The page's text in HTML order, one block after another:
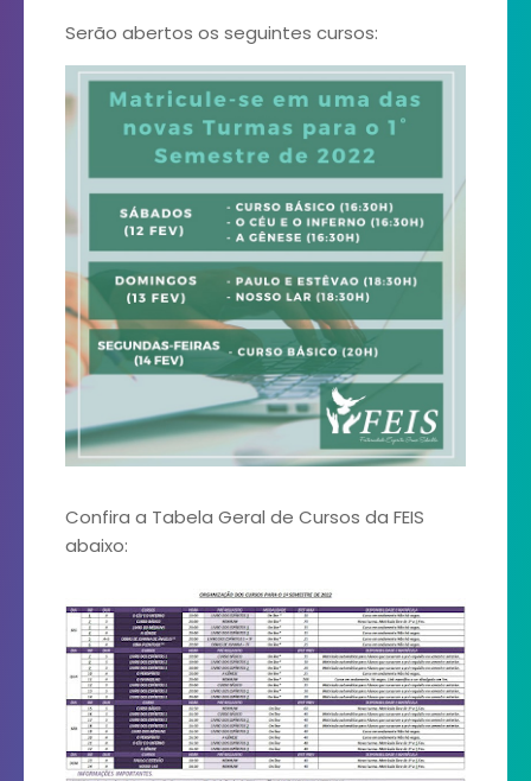
Serão abertos os seguintes cursos:
Confira a Tabela Geral de Cursos da FEIS
abaixo: